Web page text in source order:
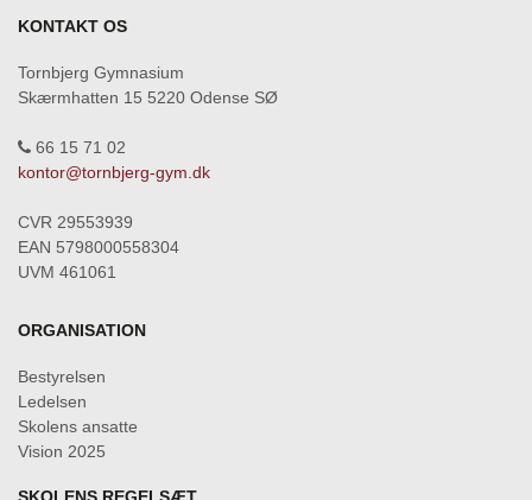
KONTAKT OS
Tornbjerg Gymnasium
Skærmhatten 15 5220 Odense SØ
66 15 71 02
kontor@tornbjerg-gym.dk
CVR 29553939
EAN 5798000558304
UVM 461061
ORGANISATION
Bestyrelsen
Ledelsen
Skolens ansatte
Vision 2025